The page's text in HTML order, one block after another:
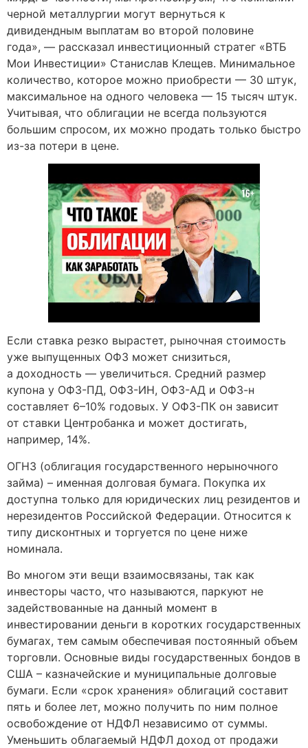
черной металлургии могут вернуться к
дивидендным выплатам во второй половине
года», — рассказал инвестиционный стратег «ВТБ
Мои Инвестиции» Станислав Клещев. Минимальное
количество, которое можно приобрести — 30 штук,
максимальное на одного человека — 15 тысяч штук.
Учитывая, что облигации не всегда пользуются
большим спросом, их можно продать только быстро
из-за потери в цене.
Если ставка резко вырастет, рыночная стоимость
уже выпущенных ОФЗ может снизиться,
а доходность — увеличиться. Средний размер
купона у ОФЗ-ПД, ОФЗ-ИН, ОФЗ-АД и ОФЗ-н
составляет 6–10% годовых. У ОФЗ-ПК он зависит
от ставки Центробанка и может достигать,
например, 14%.
ОГНЗ (облигация государственного нерыночного
займа) – именная долговая бумага. Покупка их
доступна только для юридических лиц резидентов и
нерезидентов Российской Федерации. Относится к
типу дисконтных и торгуется по цене ниже
номинала.
Во многом эти вещи взаимосвязаны, так как
инвесторы часто, что называются, паркуют не
задействованные на данный момент в
инвестировании деньги в коротких государственных
бумагах, тем самым обеспечивая постоянный объем
торговли. Основные виды государственных бондов в
США – казначейские и муниципальные долговые
бумаги. Если «срок хранения» облигаций составит
пять и более лет, можно получить по ним полное
освобождение от НДФЛ независимо от суммы.
Уменьшить облагаемый НДФЛ доход от продажи